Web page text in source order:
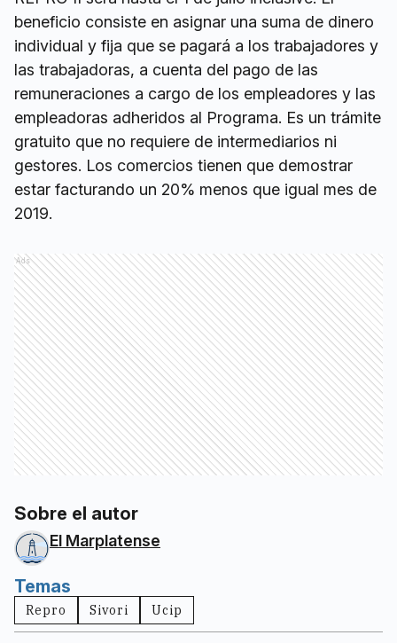
beneficio consiste en asignar una suma de dinero
individual y fija que se pagará a los trabajadores y
las trabajadoras, a cuenta del pago de las
remuneraciones a cargo de los empleadores y las
empleadoras adheridos al Programa. Es un trámite
gratuito que no requiere de intermediarios ni
gestores. Los comercios tienen que demostrar
estar facturando un 20% menos que igual mes de
2019.
Ads
Sobre el autor
El Marplatense
Temas
Repro Sivori Ucip